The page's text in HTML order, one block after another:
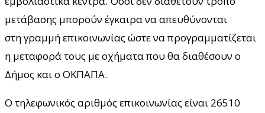
μετάβασης μπορούν έγκαιρα να απευθύνονται
στη γραμμή επικοινωνίας ώστε να προγραμματίζεται
η μεταφορά τους με οχήματα που θα διαθέσουν ο
Δήμος και ο ΟΚΠΑΠΑ.
Ο τηλεφωνικός αριθμός επικοινωνίας είναι 26510